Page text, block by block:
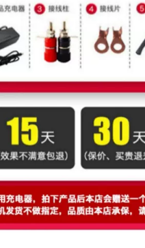
Trời Di
Cắm
Chắc
Nhẹ
Ghế
gọn
gấp gọn